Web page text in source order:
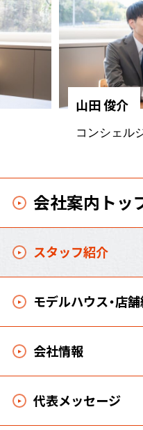
山田 俊介
コンシェル
会社案内トッ
スタッフ紹介
モデルハウス・店
会社情報
代表メッセージ